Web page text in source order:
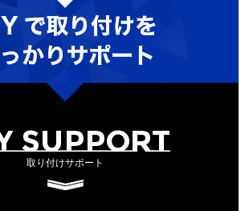
SUPPORT
取り付けサポート